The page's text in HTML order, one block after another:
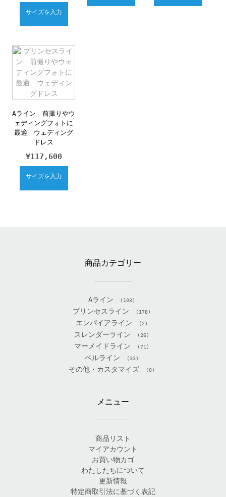
サイズを入力
Aライン 前撮りやウ
ェディングフォトに
最適 ウェディング
ドレス
¥117,600
サイズを入力
商品カテゴリー
Aライン (103)
プリンセスライン (178)
エンパイアライン (2)
スレンダーライン (26)
マーメイドライン (71)
ベルライン (33)
その他・カスタマイズ (0)
メニュー
商品リスト
マイアカウント
お買い物カゴ
わたしたちについて
更新情報
特定商取引法に基づく表記